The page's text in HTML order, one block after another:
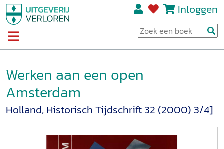
Inloggen
Werken aan een open
Amsterdam
Holland, Historisch Tijdschrift 32 (2000) 3/4]